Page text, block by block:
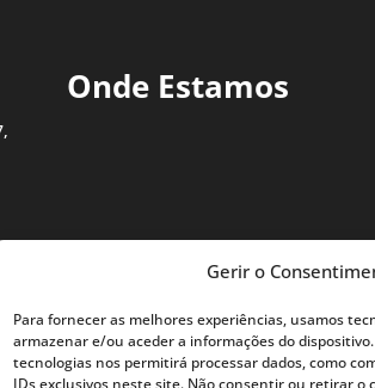
Gerir o
Para fornecer as melhores experiências, usamos
armazenar e/ou aceder a informações do
tecnologias nos permitirá processar dados, como
IDs exclusivos neste site. Não consentir ou retirar
Onde Estamos